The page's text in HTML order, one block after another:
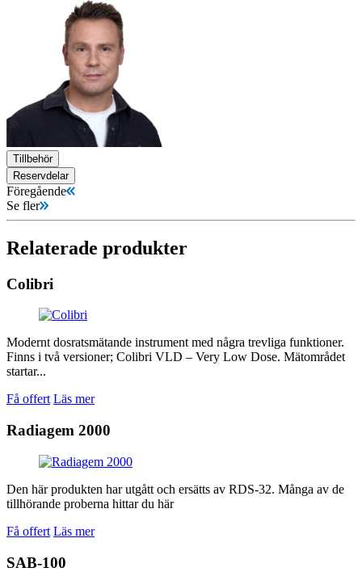
Tillbehör
Reservdelar
Föregående
Se fler
Relaterade produkter
Colibri
Modernt dosratsmätande instrument med några trevliga funktioner.
Finns i två versioner; Colibri VLD – Very Low Dose. Mätområdet
startar...
Få offert Läs mer
Radiagem 2000
Den här produkten har utgått och ersätts av RDS-32. Många av de
tillhörande proberna hittar du här
Få offert Läs mer
SAB-100